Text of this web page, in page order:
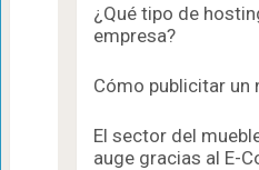
¿Qué tipo de
empresa?
Cómo publicitar un
El sector del
auge gracias al E-